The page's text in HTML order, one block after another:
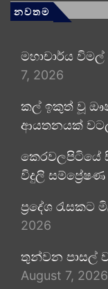
නවතම
මහාචාර්ය විමල්
7, 2026
කල් ඉකුත් වූ
ආයතනයක්
කෙරවලපිටියේ
විදුලි
ප්‍රදේශ රැසකට
2026
තුන්වන පාසල්
August 7, 2026